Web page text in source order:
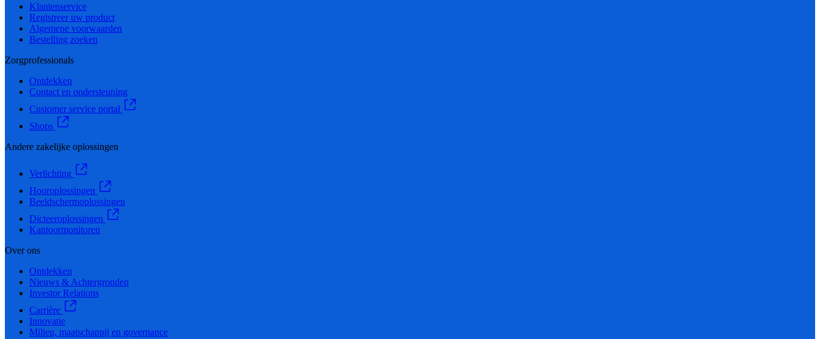
Klantenservice
Registreer uw product
Algemene voorwaarden
Bestelling zoeken
Zorgprofessionals
Ontdekken
Contact en ondersteuning
Customer service portal
Shops
Andere zakelijke oplossingen
Verlichting
Hooroplossingen
Beeldschermoplossingen
Dicteeroplossingen
Kantoormonitoren
Over ons
Ontdekken
Nieuws & Achtergronden
Investor Relations
Carrière
Innovatie
Milieu, maatschappij en governance